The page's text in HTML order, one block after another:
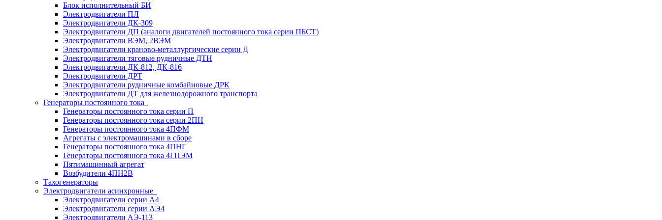
Блок исполнительный БИ
Электродвигатели ПЛ
Электродвигатели ДК-309
Электродвигатели ДП (аналоги двигателей постоянного тока серии ПБСТ)
Электродвигатели ВЭМ, 2ВЭМ
Электродвигатели краново-металлургические серии Д
Электродвигатели тяговые рудничные ДТН
Электродвигатели ДК-812, ДК-816
Электродвигатели ДРТ
Электродвигатели рудничные комбайновые ДРК
Электродвигатели ДТ для железнодорожного транспорта
Генераторы постоянного тока
Генераторы постоянного тока серии П
Генераторы постоянного тока серии 2ПН
Генераторы постоянного тока 4ПФМ
Агрегаты с электромашинами в сборе
Генераторы постоянного тока 4ПНГ
Генераторы постоянного тока 4ГПЭМ
Пятимашинный агрегат
Возбудители 4ПН2В
Тахогенераторы
Электродвигатели асинхронные
Электродвигатели серии А4
Электродвигатели серии АЭ4
Электродвигатели АЭ-113